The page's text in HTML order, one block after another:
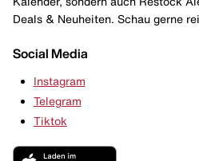
Deals & Neuheiten. Schau gerne
Social Media
Instagram
Telegram
Tiktok